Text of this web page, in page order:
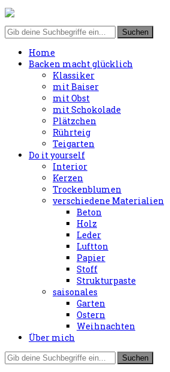
Home
Backen macht glücklich
Klassiker
mit Baiser
mit Obst
mit Schokolade
Plätzchen
Rührteig
Teigarten
Do it yourself
Interior
Kerzen
Trockenblumen
verschiedene Materialien
Beton
Holz
Leder
Luftton
Papier
Stoff
Strukturpaste
saisonales
Garten
Ostern
Weihnachten
Über mich